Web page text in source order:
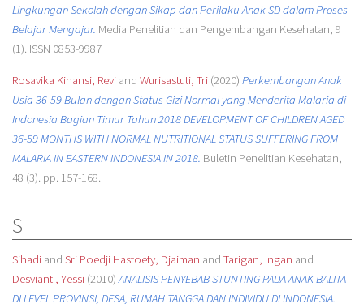
Lingkungan Sekolah dengan Sikap dan Perilaku Anak SD dalam Proses
Belajar Mengajar. Media Penelitian dan Pengembangan Kesehatan, 9
(1). ISSN 0853-9987
Rosavika Kinansi, Reviand Wurisastuti, Tri(2020) Perkembangan Anak
Usia 36-59 Bulan dengan Status Gizi Normal yang Menderita Malaria di
Indonesia Bagian Timur Tahun 2018 DEVELOPMENT OF CHILDREN AGED
36-59 MONTHS WITH NORMAL NUTRITIONAL STATUS SUFFERING FROM
MALARIA IN EASTERN INDONESIA IN 2018. Buletin Penelitian Kesehatan,
48 (3). pp. 157-168.
S
Sihadiand Sri Poedji Hastoety, Djaiman and Tarigan, Ingan and
Desvianti, Yessi(2010)ANALISIS PENYEBAB STUNTING PADA ANAK BALITA
DI LEVEL PROVINSI, DESA, RUMAH TANGGA DAN INDIVIDU DI INDONESIA.